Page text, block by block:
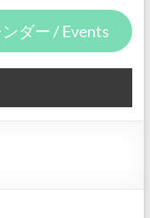
ダー / Events